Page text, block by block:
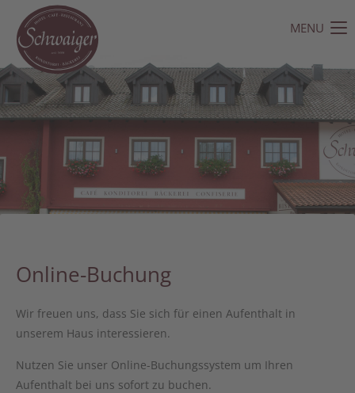
Der Eintrag "offcanvas-col1" existiert leider nicht.
Der Eintrag "offcanvas-col2" existiert leider nicht.
Der Eintrag "offcanvas-col3" existiert leider nicht.
Der Eintrag "offcanvas-col4" existiert leider nicht.
MENU
Online-Buchung
Wir freuen uns, dass Sie sich für einen Aufenthalt in
unserem Haus interessieren.
Nutzen Sie unser Online-Buchungssystem um Ihren
Aufenthalt bei uns sofort zu buchen.